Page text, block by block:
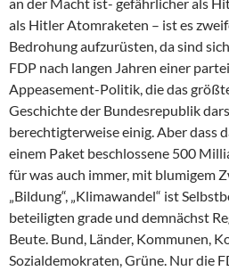
als Hitler Atomraketen – ist es
Bedrohung aufzurüsten, da sind
FDP nach langen Jahren einer
Appeasement-Politik, die das
Geschichte der Bundesrepublik
berechtigterweise einig. Aber dass
einem Paket beschlossene 500
für was auch immer, mit blumigem
„Bildung“, „Klimawandel“ ist
beteiligten grade und demnächst
Beute. Bund, Länder, Kommunen,
Sozialdemokraten, Grüne. Nur die